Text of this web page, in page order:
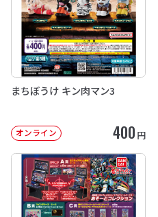
まちぼうけ キン肉マン3
オンライン 400 円